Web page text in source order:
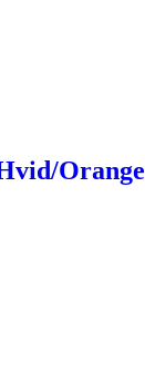
Orange